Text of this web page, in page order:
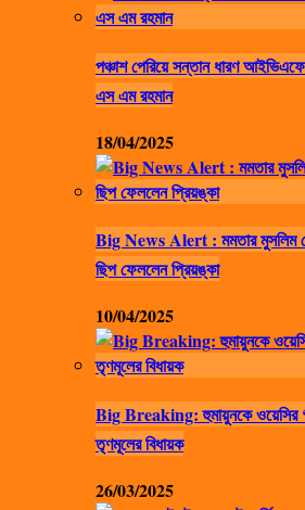
পঞ্চাশ পেরিয়ে সন্তান ধারণ
এস এম রহমান
18/04/2025
Big News Alert : মমতার মুসলিম
ছিপ ফেললেন প্রিয়ঙ্কা
10/04/2025
Big Breaking: হুমায়ুনকে ওয়েসির
তৃণমূলের বিধায়ক
26/03/2025